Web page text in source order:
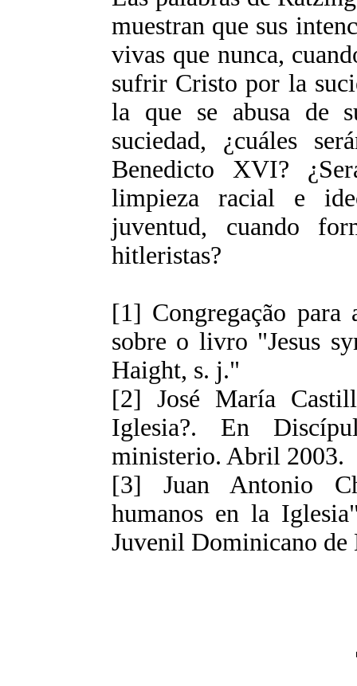
muestran que sus
vivas que nunca,
sufrir Cristo por la
la que se abusa de
suciedad, ¿cuáles
Benedicto XVI?
limpieza racial e
juventud, cuando
hitleristas?
[1] Congregação
sobre o livro "Jesus
Haight, s. j."
[2] José María
Iglesia?. En
ministerio. Abril 2003.
[3] Juan Antonio
humanos en la
Juvenil Dominicano de